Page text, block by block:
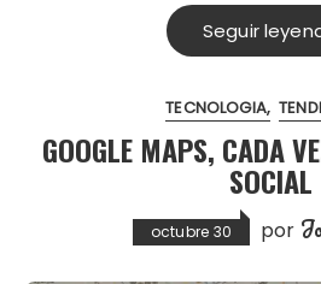
Seguir
TECNOLOGIA
GOOGLE MAPS, CADA
SOCIAL
octubre 30 por